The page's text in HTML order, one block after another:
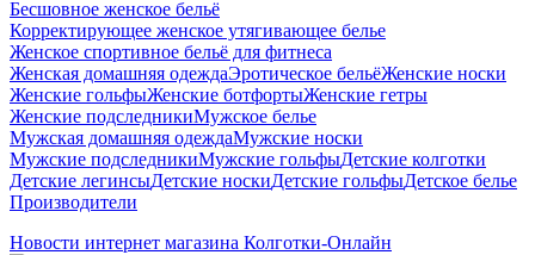
Бесшовное женское бельё
Корректирующее женское утягивающее белье
Женское спортивное бельё для фитнеса
Женская домашняя одеждаЭротическое бельёЖенские носки
Женские гольфыЖенские ботфортыЖенские гетры
Женские подследникиМужское белье
Мужская домашняя одеждаМужские носки
Мужские подследникиМужские гольфыДетские колготки
Детские легинсыДетские носкиДетские гольфыДетское белье
Производители
Новости интернет магазина Колготки-Онлайн